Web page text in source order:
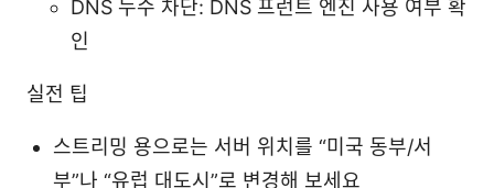
DNS 누수 차단: DNS 프런트 엔진 사용 여부 확
인
실전 팁
스트리밍 용으로는 서버 위치를 “미국 동부/서
부”나 “유럽 대도시”로 변경해 보세요